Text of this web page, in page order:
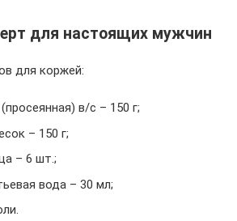
для настоящих мужчин
для коржей:
в/с – 150 г;
– 150 г;
– 6 шт.;
вода – 30 мл;